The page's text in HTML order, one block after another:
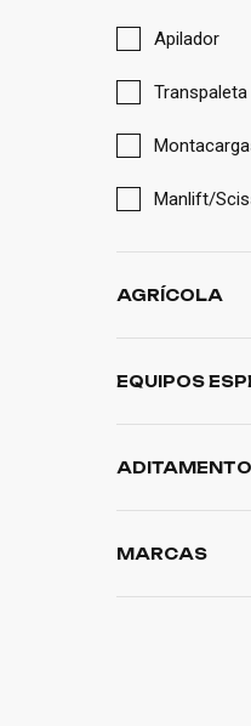
Apilador
Transpaleta
Manlift/
AGRÍCOLA
Tractor
EQUIPOS
MARCAS